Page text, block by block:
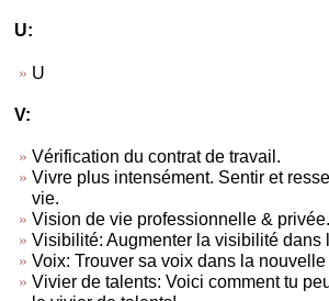
U:
U
V:
Vérification du contrat de travail.
Vivre plus intensément. Sentir et
vie.
Vision de vie professionnelle & privée.
Visibilité: Augmenter la visibilité dans
Voix: Trouver sa voix dans la
Vivier de talents: Voici comment tu